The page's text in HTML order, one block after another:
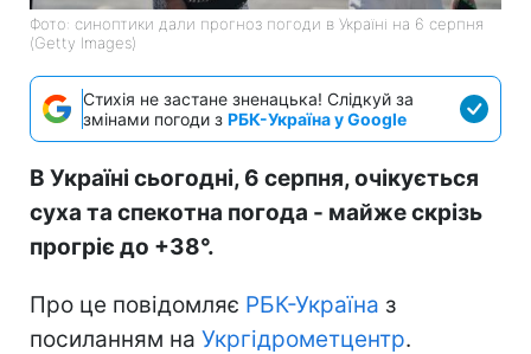
Фото: синоптики дали прогноз погоди в Україні на 6 серпня
(Getty Images)
Стихія не застане зненацька! Слідкуй за
змінами погоди з РБК-Україна у Google
В Україні сьогодні, 6 серпня, очікується
суха та спекотна погода - майже скрізь
прогріє до +38°.
Про це повідомляє РБК-Україна з
посиланням на Укргідрометцентр.